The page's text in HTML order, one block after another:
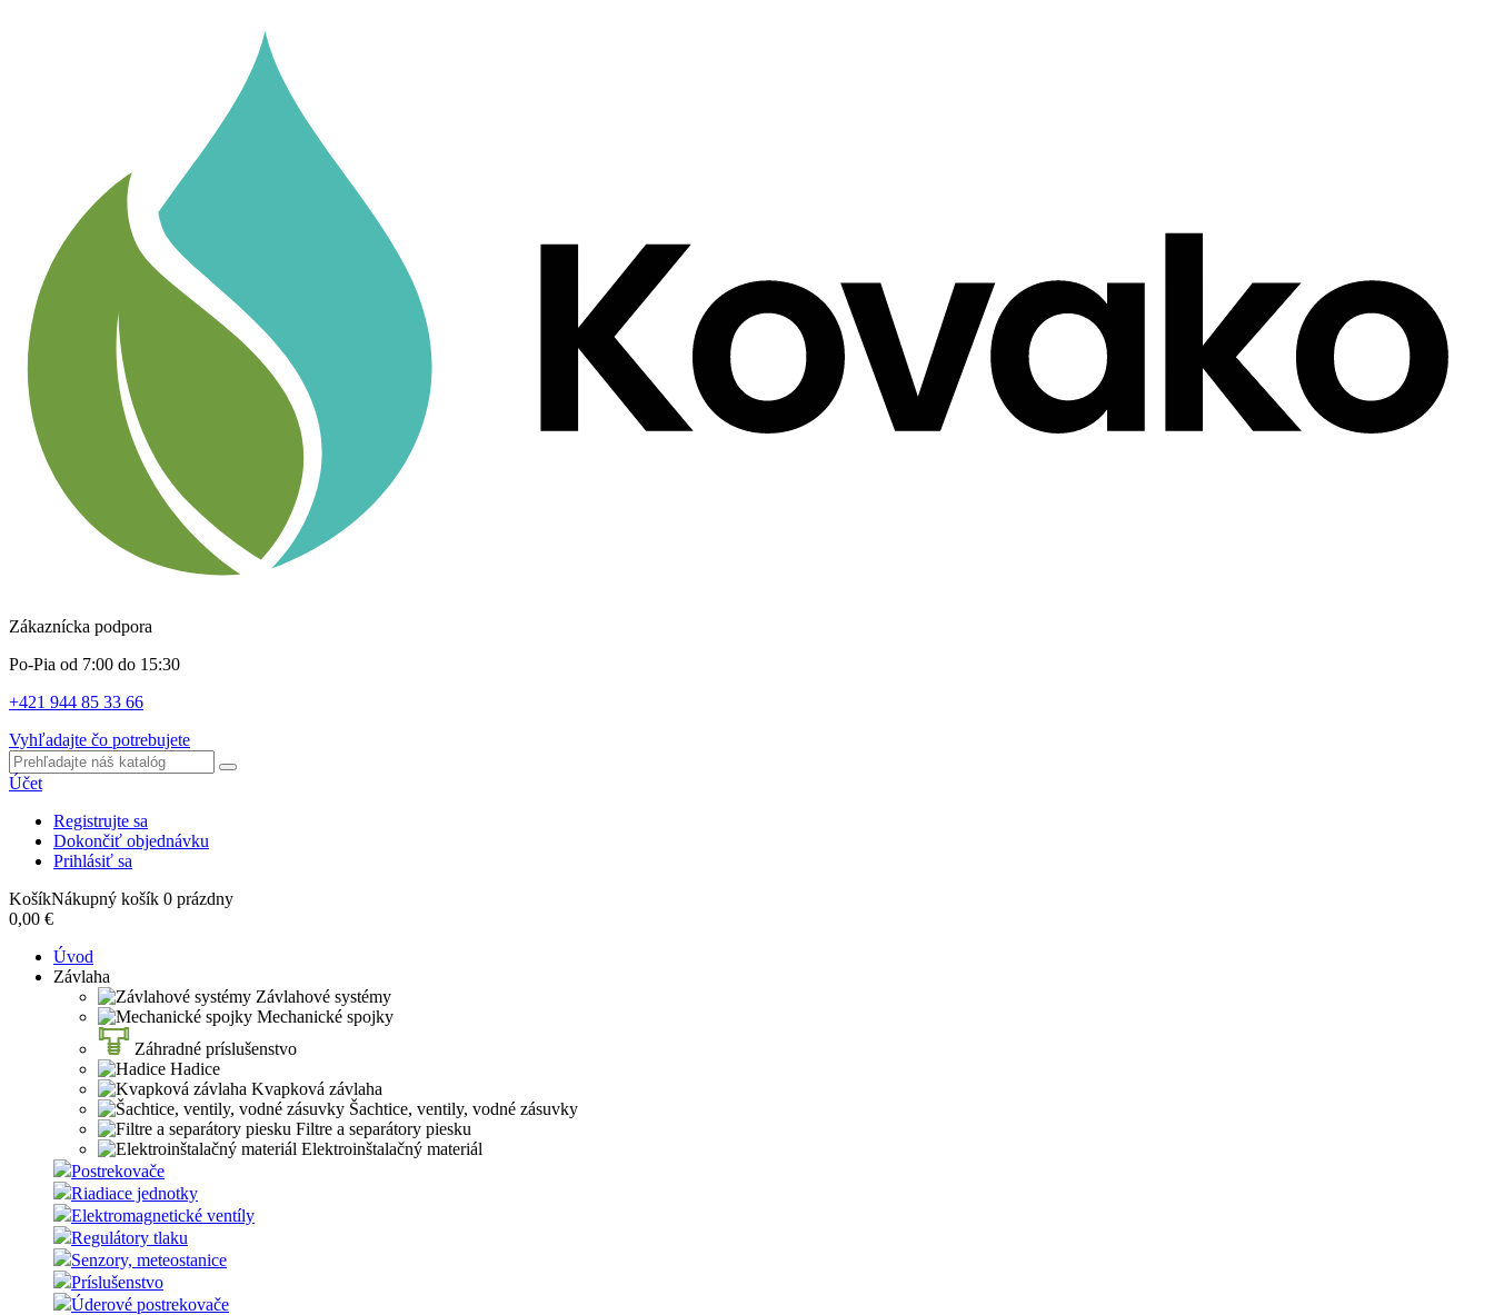
Zákaznícka podpora
Po-Pia od 7:00 do 15:30
+421 944 85 33 66
Vyhľadajte čo potrebujete
Účet
Registrujte sa
Dokončiť objednávku
Prihlásiť sa
KošíkNákupný košík 0 prázdny
0,00 €
Úvod
Závlaha
Závlahové systémy
Mechanické spojky
Záhradné príslušenstvo
Hadice
Kvapková závlaha
Šachtice, ventily, vodné zásuvky
Filtre a separátory piesku
Elektroinštalačný materiál
Postrekovače
Riadiace jednotky
Elektromagnetické ventíly
Regulátory tlaku
Senzory, meteostanice
Príslušenstvo
Úderové postrekovače